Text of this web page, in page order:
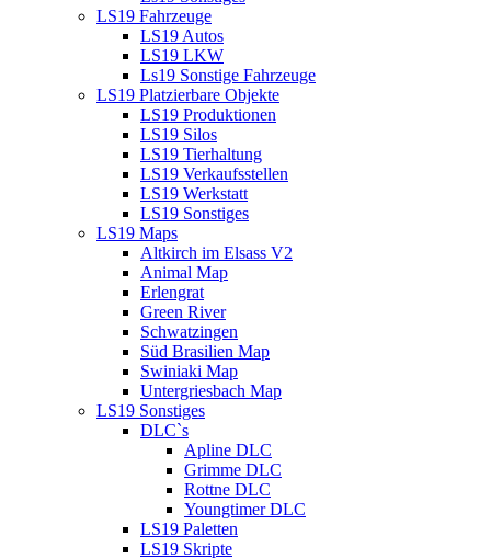
LS19 Fahrzeuge
LS19 Autos
LS19 LKW
Ls19 Sonstige Fahrzeuge
LS19 Platzierbare Objekte
LS19 Produktionen
LS19 Silos
LS19 Tierhaltung
LS19 Verkaufsstellen
LS19 Werkstatt
LS19 Sonstiges
LS19 Maps
Altkirch im Elsass V2
Animal Map
Erlengrat
Green River
Schwatzingen
Süd Brasilien Map
Swiniaki Map
Untergriesbach Map
LS19 Sonstiges
DLC`s
Apline DLC
Grimme DLC
Rottne DLC
Youngtimer DLC
LS19 Paletten
LS19 Skripte